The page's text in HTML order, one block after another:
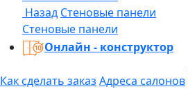
Онлайн - конструктор
Как сделать заказ Адреса салонов